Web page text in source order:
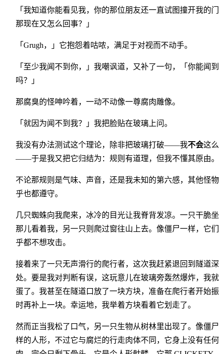
「我知道你能看见我，你的那位朋友还一直试图撞开我的
那现在又怎么回事？」
「Grugh，」它抱怨着咕哝，满足于对视而不动手。
「至少我闻不到你，」我嘲讽道，又补了一句，「你能闻
吗？」
那腐臭的怪呻吟着，一动不动像一尊腐肉雕像。
「就因为闻不到我？」我把脸贴在玻璃上问。
我没有办法测试这个理论，除非把玻璃打破——我不会这
——于是我又把它归结为：规则有道理，但我不懂其原由。
不论那规则是气味、声音，还是我未知的第六感，其他怪
乎也都遵守。
几只蜘蛛向我爬来，冰冷的目光让我脊背发凉。一只干脆
那儿看着我，另一只则爬过窗往山上去。像僵尸一样，它
乎都不想攻击。
接着来了一只无声滑行的爬行者，这次我赶紧退回到隧道深
处。要是我对判断有误，这玩意儿在玻璃旁轰然爆炸，我
蛋了。我甚至在隧道口放了一块方块，准备在爬行者开始
时再补上一块。幸运地，我举着方块看着它划走了。
然而正当我松了口气，另一只生物从树林里出现了。像僵
样的人形，不过它与腐烂的行走肉体不同，它身上没有任何